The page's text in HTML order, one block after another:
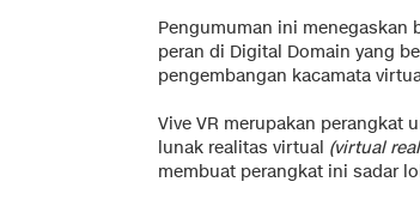
Pengumuman ini menegaskan
peran di Digital Domain yang
pengembangan kacamata
Vive VR merupakan perangkat
lunak realitas virtual (virtual
membuat perangkat ini sadar